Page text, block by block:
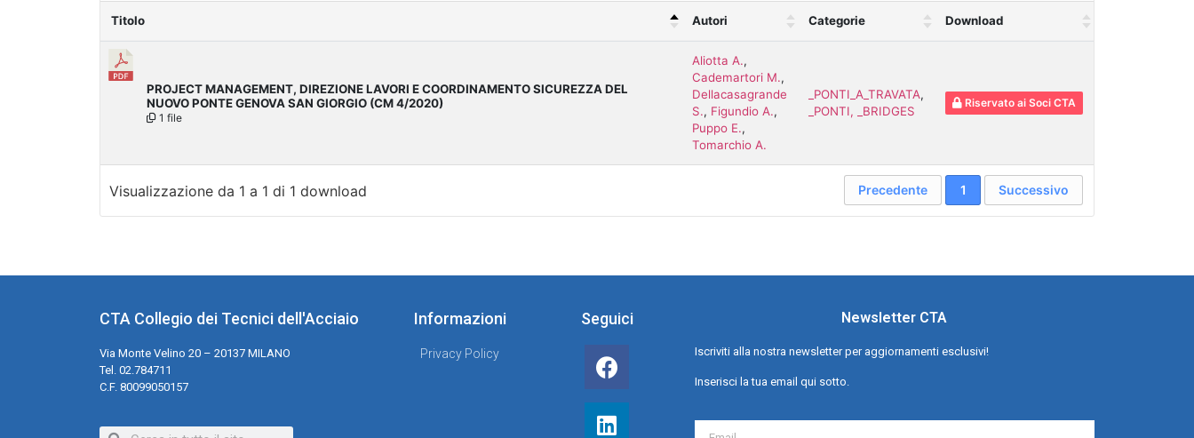
Titolo Autori Categorie Download
PROJECT MANAGEMENT, DIREZIONE LAVORI E COORDINAMENTO SICUREZZA DEL
NUOVO PONTE GENOVA SAN GIORGIO (CM 4/2020)
1 file
Aliotta A.,
Cademartori M.,
Dellacasagrande
S., Figundio A.,
Puppo E.,
Tomarchio A.
_PONTI_A_TRAVATA,
_PONTI, _BRIDGES
Riservato ai Soci CTA
Visualizzazione da 1 a 1 di 1 download Precedente 1 Successivo
CTA Collegio dei Tecnici dell'Acciaio
Via Monte Velino 20 – 20137 MILANO
Tel. 02.784711
C.F. 80099050157
Informazioni
Privacy Policy
Seguici Newsletter CTA
Iscriviti alla nostra newsletter per aggiornamenti esclusivi!
Inserisci la tua email qui sotto.